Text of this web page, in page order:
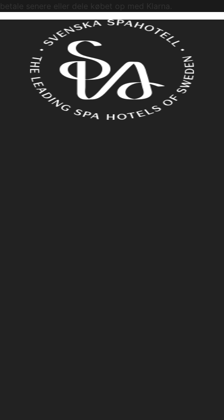
betale senere eller dele købet op med Klarna.